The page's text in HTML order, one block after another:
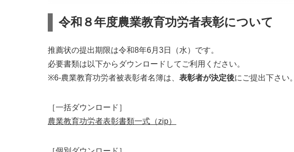
令和８年度農業教育功労者表彰について
推薦状の提出期限は令和8年6月3日（水）です。
必要書類は以下からダウンロードしてご利用ください。
※6-農業教育功労者被表彰者名簿は、 表彰者が決定後にご提出下さい。
［一括ダウンロード］
農業教育功労者表彰書類一式（zip）